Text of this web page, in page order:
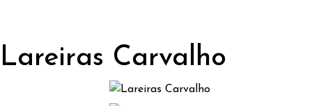
Lareiras Carvalho